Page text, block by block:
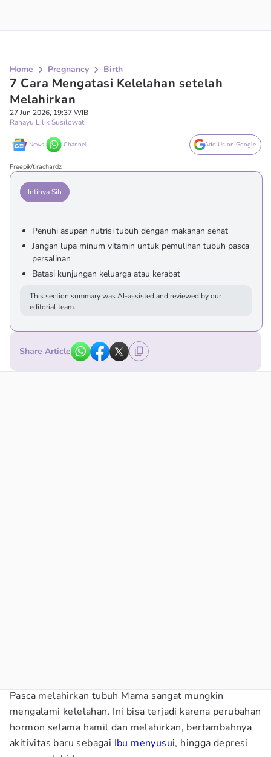
Home Pregnancy Birth
7 Cara Mengatasi Kelelahan setelah
Melahirkan
27 Jun 2026, 19:37 WIB
Rahayu Lilik Susilowati
News Channel Add Us on Google
Freepik/tirachardz
Intinya Sih
Penuhi asupan nutrisi tubuh dengan makanan sehat
Jangan lupa minum vitamin untuk pemulihan tubuh pasca
persalinan
Batasi kunjungan keluarga atau kerabat
This section summary was AI-assisted and reviewed by our
editorial team.
Share Article
Pasca melahirkan tubuh Mama sangat mungkin
mengalami kelelahan. Ini bisa terjadi karena perubahan
hormon selama hamil dan melahirkan, bertambahnya
akitivitas baru sebagai Ibu menyusui, hingga depresi